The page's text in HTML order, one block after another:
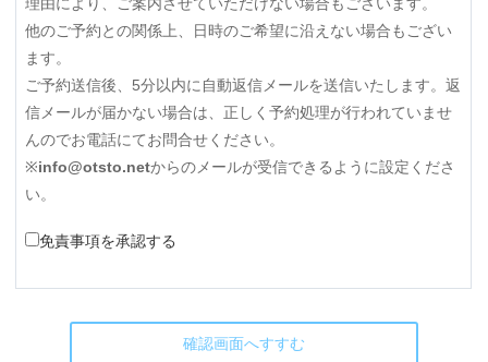
理由により、ご案内させていただけない場合もございます。
他のご予約との関係上、日時のご希望に沿えない場合もござい
ます。
ご予約送信後、5分以内に自動返信メールを送信いたします。返
信メールが届かない場合は、正しく予約処理が行われていませ
んのでお電話にてお問合せください。
※info@otsto.netからのメールが受信できるように設定くださ
い。
免責事項を承認する